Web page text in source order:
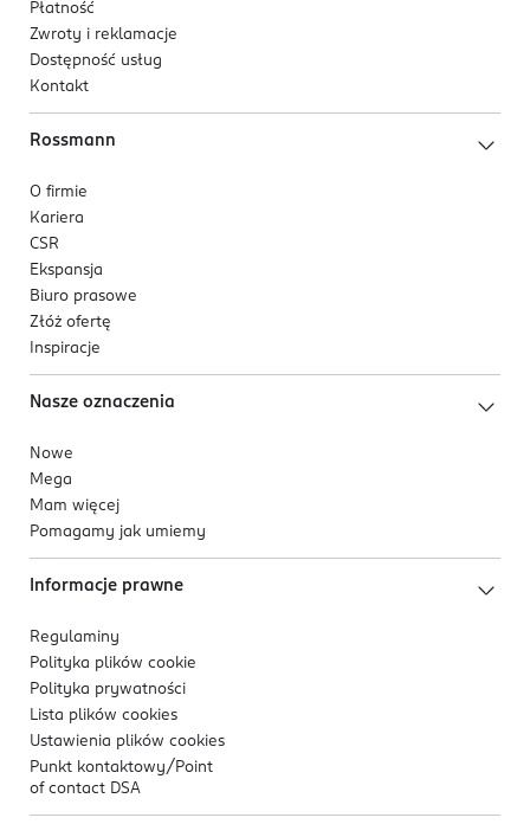
Płatność
Zwroty i reklamacje
Dostępność usług
Kontakt
Rossmann
O firmie
Kariera
CSR
Ekspansja
Biuro prasowe
Złóż ofertę
Inspiracje
Nasze oznaczenia
Nowe
Mega
Mam więcej
Pomagamy jak umiemy
Informacje prawne
Regulaminy
Polityka plików cookie
Polityka prywatności
Lista plików cookies
Ustawienia plików cookies
Punkt kontaktowy/ Point
of contact DSA